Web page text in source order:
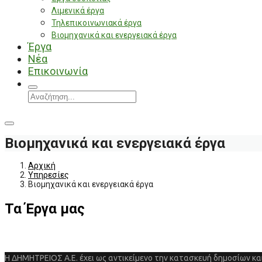
Λιμενικά έργα
Τηλεπικοινωνιακά έργα
Βιομηχανικά και ενεργειακά έργα
Έργα
Νέα
Επικοινωνία
Βιομηχανικά και ενεργειακά έργα
Αρχική
Υπηρεσίες
Βιομηχανικά και ενεργειακά έργα
Τα Έργα μας
Η ΔΗΜΗΤΡΕΙΟΣ Α.Ε. έχει ως αντικείμενο την κατασκευή δημοσίων